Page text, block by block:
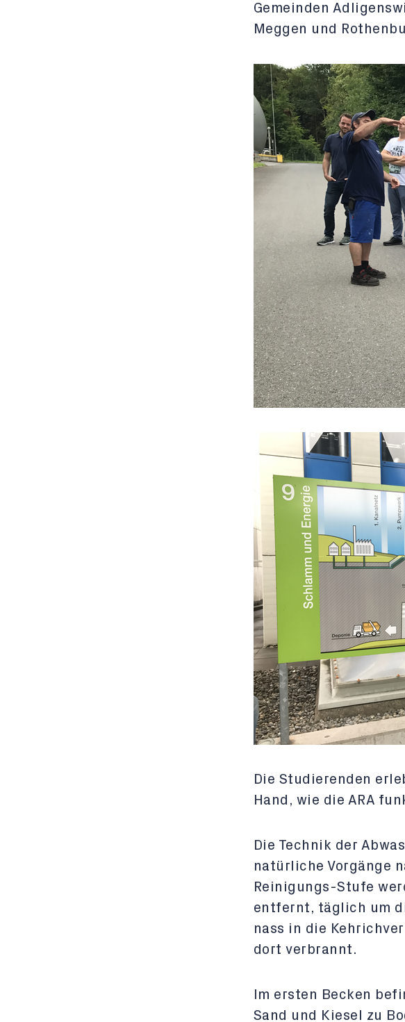
Gemeinden
Meggen und
Die Studierenden
Hand, wie die ARA
Die Technik der
natürliche Vorgänge
Reinigungs-Stufe
entfernt, täglich um
nass in die
dort verbrannt.
Im ersten Becken
Sand und Kiesel zu